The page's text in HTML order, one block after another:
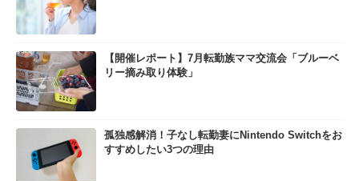
【開催レポート】7月転勤族ママ交流会「ブルーベ
リー摘み取り体験」
孤独感解消！子なし転勤妻にNintendo Switchをお
すすめしたい3つの理由